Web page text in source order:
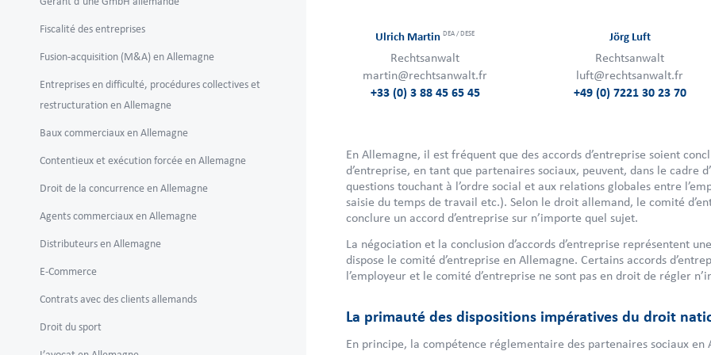
Ulrich MartinDEA / DESE
Rechtsanwalt
martin@rechtsanwalt.fr
+33 (0) 3 88 45 65 45
Jörg Luft
Rechtsanwalt
luft@rechtsanwalt.fr
+49 (0) 7221 30 23 70
En Allemagne, il est fréquent que des accords d’entreprise soient
d’entreprise, en tant que partenaires sociaux, peuvent, dans le cadre
questions touchant à l’ordre social et aux relations globales entre
saisie du temps de travail etc.). Selon le droit allemand, le comité
conclure un accord d’entreprise sur n’importe quel sujet.
La négociation et la conclusion d’accords d’entreprise représentent
dispose le comité d’entreprise en Allemagne. Certains accords
l’employeur et le comité d’entreprise ne sont pas en droit de régler
La primauté des dispositions impératives du droit
En principe, la compétence réglementaire des partenaires sociaux
Fiscalité des entreprises
Fusion-acquisition (M&A) en Allemagne
Entreprises en difficulté, procédures collectives et
restructuration en Allemagne
Baux commerciaux en Allemagne
Contentieux et exécution forcée en Allemagne
Droit de la concurrence en Allemagne
Agents commerciaux en Allemagne
Distributeurs en Allemagne
E-Commerce
Contrats avec des clients allemands
Droit du sport